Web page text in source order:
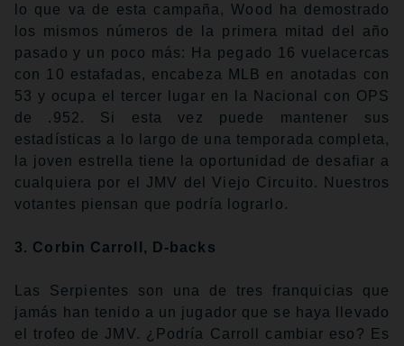
lo que va de esta campaña, Wood ha demostrado
los mismos números de la primera mitad del año
pasado y un poco más: Ha pegado 16 vuelacercas
con 10 estafadas, encabeza MLB en anotadas con
53 y ocupa el tercer lugar en la Nacional con OPS
de .952. Si esta vez puede mantener sus
estadísticas a lo largo de una temporada completa,
la joven estrella tiene la oportunidad de desafiar a
cualquiera por el JMV del Viejo Circuito. Nuestros
votantes piensan que podría lograrlo.
3. Corbin Carroll, D-backs
Las Serpientes son una de tres franquicias que
jamás han tenido a un jugador que se haya llevado
el trofeo de JMV. ¿Podría Carroll cambiar eso? Es